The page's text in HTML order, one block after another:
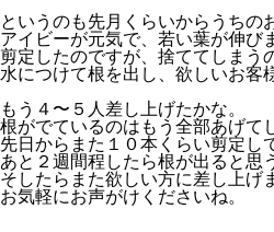
というのも先月くらいからうちの
アイビーが元気で、若い葉が伸び
剪定したのですが、捨ててしまう
水につけて根を出し、欲しいお客
もう４〜５人差し上げたかな。
根がでているのはもう全部あげて
先日からまた１０本くらい剪定し
あと２週間程したら根が出ると思
そしたらまた欲しい方に差し上げ
お気軽にお声がけくださいね。